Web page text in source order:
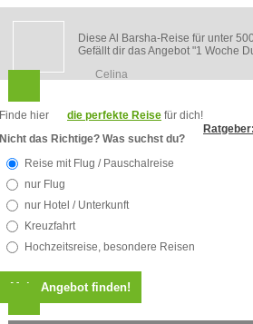
Diese Al Barsha-Reise für unter
Gefällt dir das Angebot "1 Woche
Celina
Finde hier die perfekte Reise für dich!
Nicht das Richtige? Was suchst du?
Reise mit Flug / Pauschalreise
nur Flug
nur Hotel / Unterkunft
Kreuzfahrt
Hochzeitsreise, besondere Reisen